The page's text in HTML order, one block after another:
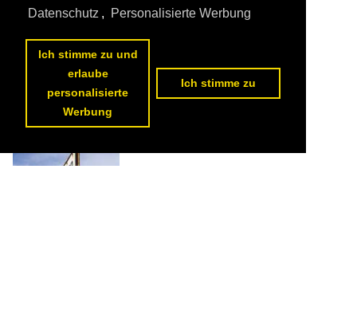
Datenschutz , Personalisierte Werbung
Ich stimme zu und
erlaube
personalisierte
Werbung
Ich stimme zu